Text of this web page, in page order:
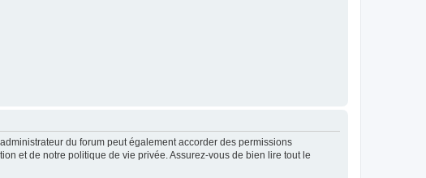
du forum peut également accorder des permissions
et de notre politique de vie privée. Assurez-vous de bien lire tout le